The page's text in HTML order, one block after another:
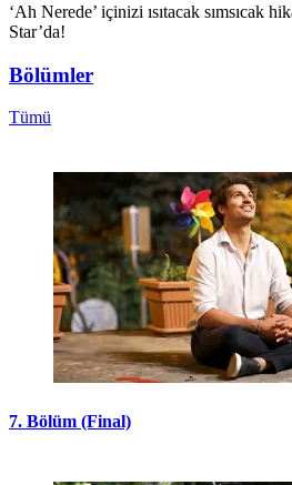
‘Ah Nerede’ içinizi ısıtacak sımsıcak
Star’da!
Bölümler
Tümü
7. Bölüm (Final)